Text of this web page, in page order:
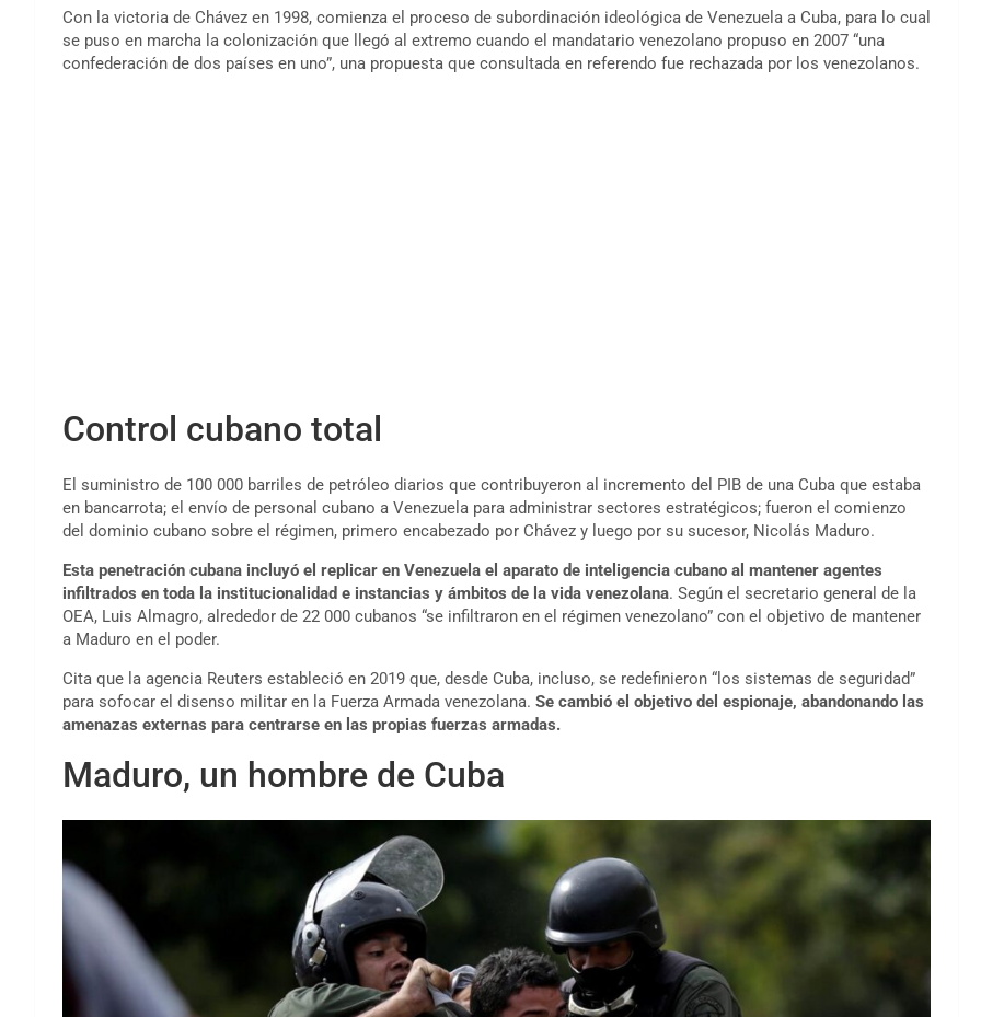
Con la victoria de Chávez en 1998, comienza el proceso de subordinación ideológica de Venezuela a Cuba, para lo cual
se puso en marcha la colonización que llegó al extremo cuando el mandatario venezolano propuso en 2007 “una
confederación de dos países en uno”, una propuesta que consultada en referendo fue rechazada por los venezolanos.
Control cubano total
El suministro de 100 000 barriles de petróleo diarios que contribuyeron al incremento del PIB de una Cuba que estaba
en bancarrota; el envío de personal cubano a Venezuela para administrar sectores estratégicos; fueron el comienzo
del dominio cubano sobre el régimen, primero encabezado por Chávez y luego por su sucesor, Nicolás Maduro.
Esta penetración cubana incluyó el replicar en Venezuela el aparato de inteligencia cubano al mantener agentes
infiltrados en toda la institucionalidad e instancias y ámbitos de la vida venezolana. Según el secretario general de la
OEA, Luis Almagro, alrededor de 22 000 cubanos “se infiltraron en el régimen venezolano” con el objetivo de mantener
a Maduro en el poder.
Cita que la agencia Reuters estableció en 2019 que, desde Cuba, incluso, se redefinieron “los sistemas de seguridad”
para sofocar el disenso militar en la Fuerza Armada venezolana. Se cambió el objetivo del espionaje, abandonando las
amenazas externas para centrarse en las propias fuerzas armadas.
Maduro, un hombre de Cuba